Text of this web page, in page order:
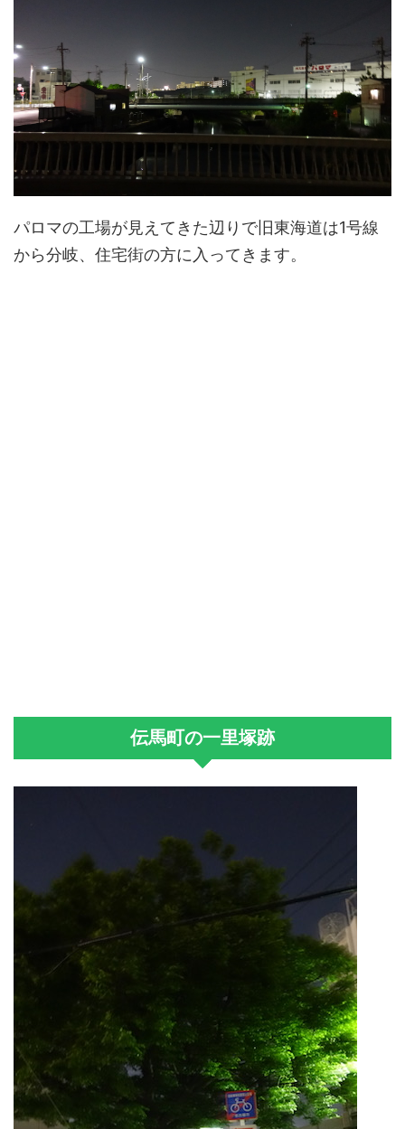
パロマの工場が見えてきた辺りで旧東海道は1号線
から分岐、住宅街の方に入ってきます。
伝馬町の一里塚跡